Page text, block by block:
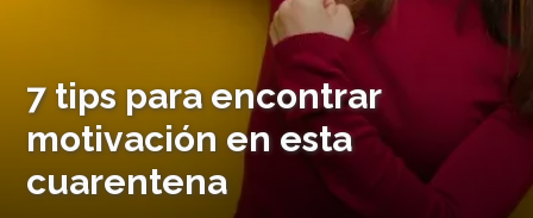
7 tips para encontrar
motivación en esta
cuarentena